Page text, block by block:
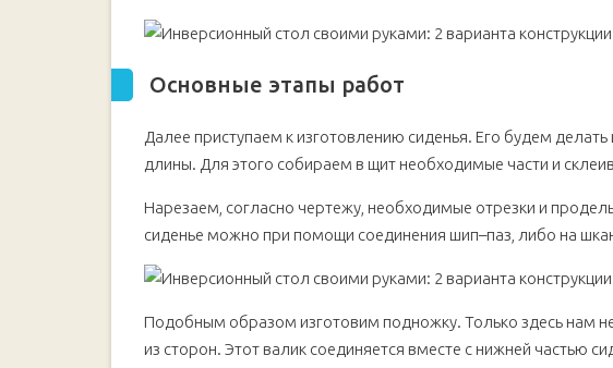
Основные этапы работ
Далее приступаем к изготовлению сиденья. Его будем
длины. Для этого собираем в щит необходимые части и
Нарезаем, согласно чертежу, необходимые отрезки и
сиденье можно при помощи соединения шип–паз, либо на
Подобным образом изготовим подножку. Только здесь нам
из сторон. Этот валик соединяется вместе с нижней частью